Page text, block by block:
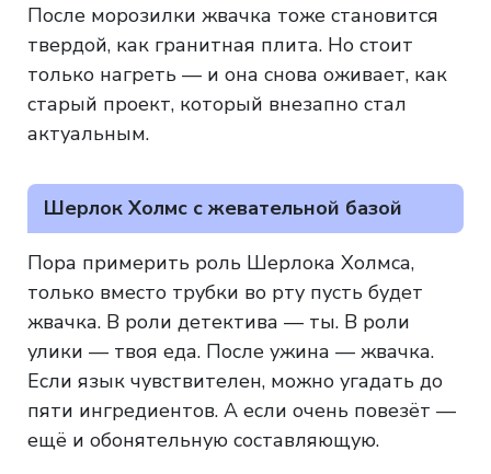
После морозилки жвачка тоже становится
твердой, как гранитная плита. Но стоит
только нагреть — и она снова оживает, как
старый проект, который внезапно стал
актуальным.
Шерлок Холмс с жевательной базой
Пора примерить роль Шерлока Холмса,
только вместо трубки во рту пусть будет
жвачка. В роли детектива — ты. В роли
улики — твоя еда. После ужина — жвачка.
Если язык чувствителен, можно угадать до
пяти ингредиентов. А если очень повезёт —
ещё и обонятельную составляющую.